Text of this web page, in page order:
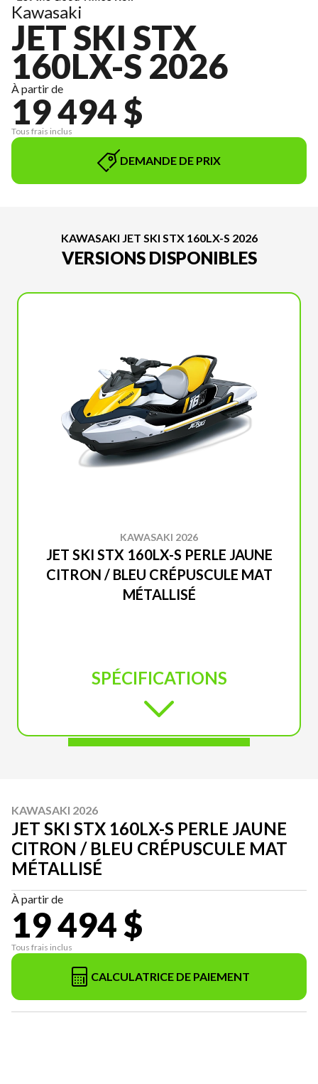
Kawasaki
JET SKI STX
160LX-S 2026
À partir de
19 494 $
Tous frais inclus
DEMANDE DE PRIX
KAWASAKI JET SKI STX 160LX-S 2026
VERSIONS DISPONIBLES
KAWASAKI 2026
JET SKI STX 160LX-S PERLE JAUNE
CITRON / BLEU CRÉPUSCULE MAT
MÉTALLISÉ
SPÉCIFICATIONS
KAWASAKI 2026
JET SKI STX 160LX-S PERLE JAUNE
CITRON / BLEU CRÉPUSCULE MAT
MÉTALLISÉ
À partir de
19 494 $
Tous frais inclus
CALCULATRICE DE PAIEMENT